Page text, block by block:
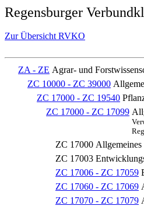
Regensburger
Zur Übersicht RVKO
ZA - ZE Agrar- und
ZC 10000 - ZC 39000
ZC 17000 - ZC 19540
ZC 17000 - ZC 17099
ZC 17000 Allgemeines
ZC 17003
ZC 17006 - ZC 17059
ZC 17060 - ZC 17069
ZC 17070 - ZC 17079